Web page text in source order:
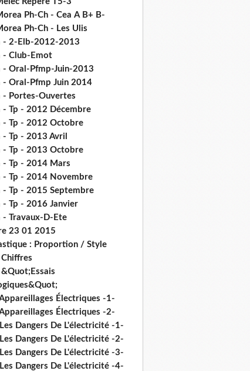
Ph-Ch - Cea Α Β+ Β-
Ph-Ch - Les Ulis
- 2-Elb-2012-2013
- Club-Emot
- Oral-Pfmp-Juin-2013
- Oral-Pfmp Juin 2014
- Portes-Ouvertes
- Tp - 2012 Décembre
- Tp - 2012 Octobre
- Tp - 2013 Avril
- Tp - 2013 Octobre
- Tp - 2014 Mars
- Tp - 2014 Novembre
- Tp - 2015 Septembre
- Tp - 2016 Janvier
- Travaux-D-Ete
23 01 2015
: Proportion / Style
Électriques -1-
Électriques -2-
Dangers De L'électricité -1-
Dangers De L'électricité -2-
Dangers De L'électricité -3-
Dangers De L'électricité -4-